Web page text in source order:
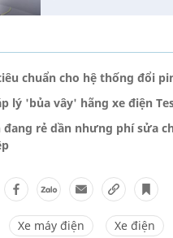
chuẩn cho hệ thống đổi
lý 'bủa vây' hãng xe điện
đang rẻ dần nhưng phí sửa
Xe máy điện Xe điện